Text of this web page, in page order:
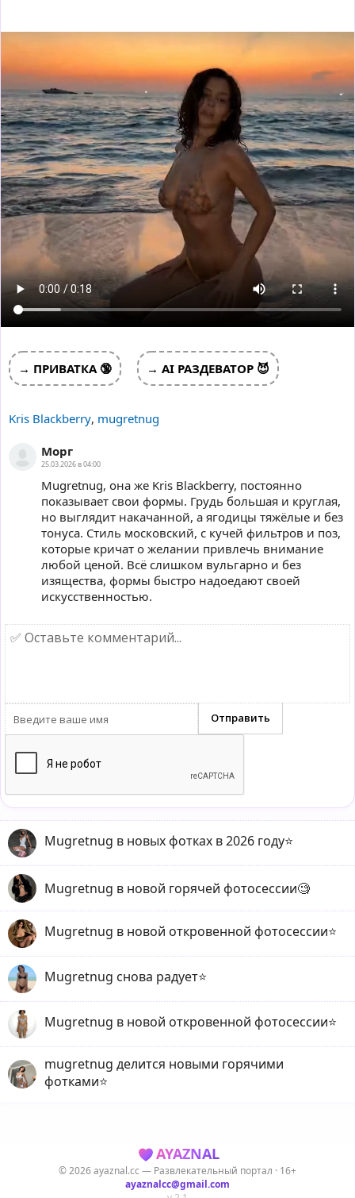
→ ПРИВАТКА 🔞 → AI РАЗДЕВАТОР 😈
Kris Blackberry, mugretnug
Морг
25.03.2026 в 04:00
Mugretnug, она же Kris Blackberry, постоянно
показывает свои формы. Грудь большая и круглая,
но выглядит накачанной, а ягодицы тяжёлые и без
тонуса. Стиль московский, с кучей фильтров и поз,
которые кричат о желании привлечь внимание
любой ценой. Всё слишком вульгарно и без
изящества, формы быстро надоедают своей
искусственностью.
Mugretnug в новых фотках в 2026 году⭐️
Mugretnug в новой горячей фотосессии🧐
Mugretnug в новой откровенной фотосессии⭐️
Mugretnug снова радует⭐️
Mugretnug в новой откровенной фотосессии⭐️
mugretnug делится новыми горячими
фотками⭐️
AYAZNAL
© 2026 ayaznal.cc — Развлекательный портал · 16+
ayaznalcc@gmail.com